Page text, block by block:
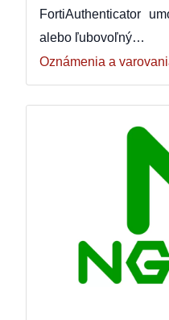
FortiAuthenticator
alebo ľubovoľný…
Oznámenia a